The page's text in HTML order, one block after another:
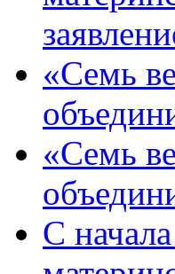
«Семь
«Семь
С